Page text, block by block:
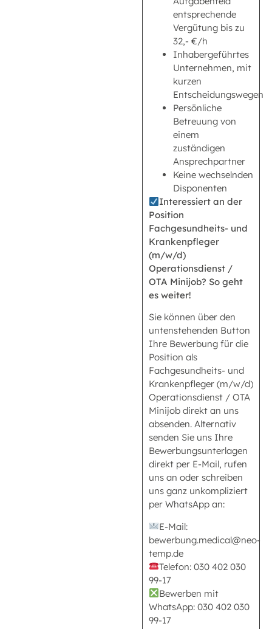
entsprechende
Vergütung bis zu
32,- €/h
Inhabergeführtes
Unternehmen, mit
kurzen
Entscheidungswegen
Persönliche
Betreuung von
einem
zuständigen
Ansprechpartner
Keine wechselnden
Disponenten
Interessiert an der
Position
Fachgesundheits- und
Krankenpfleger
(m/w/d)
Operationsdienst /
OTA Minijob? So geht
es weiter!
Sie können über den
untenstehenden Button
Ihre Bewerbung für die
Position als
Fachgesundheits- und
Krankenpfleger (m/w/d)
Operationsdienst / OTA
Minijob direkt an uns
absenden. Alternativ
senden Sie uns Ihre
Bewerbungsunterlagen
direkt per E-Mail, rufen
uns an oder schreiben
uns ganz unkompliziert
per WhatsApp an:
E-Mail:
bewerbung.medical@neo-
temp.de
Telefon: 030 402 030
99-17
Bewerben mit
WhatsApp: 030 402 030
99-17